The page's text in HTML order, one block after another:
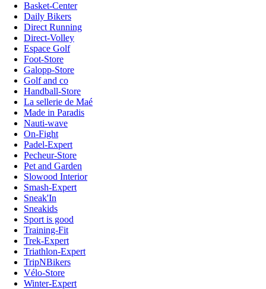
Basket-Center
Daily Bikers
Direct Running
Direct-Volley
Espace Golf
Foot-Store
Galopp-Store
Golf and co
Handball-Store
La sellerie de Maé
Made in Paradis
Nauti-wave
On-Fight
Padel-Expert
Pecheur-Store
Pet and Garden
Slowood Interior
Smash-Expert
Sneak'In
Sneakids
Sport is good
Training-Fit
Trek-Expert
Triathlon-Expert
TripNBikers
Vélo-Store
Winter-Expert